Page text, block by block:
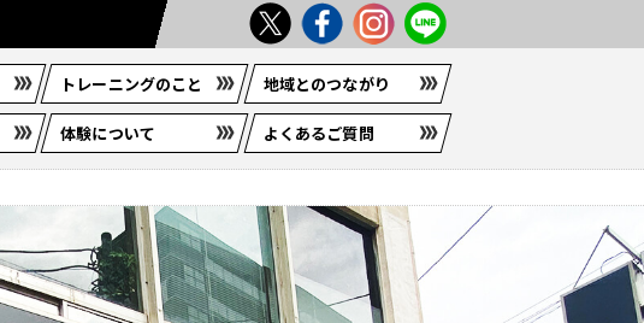
トレーニングのこと 地域とのつながり
体験について よくあるご質問